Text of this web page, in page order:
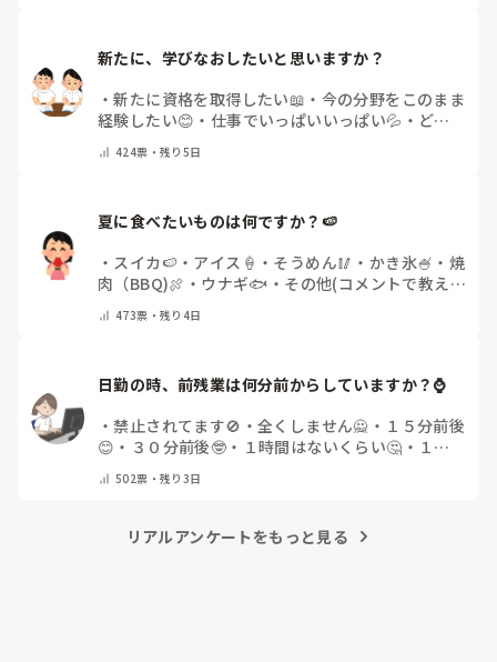
新たに、学びなおしたいと思いますか？
・新たに資格を取得したい📖 ・ 今の分野をこのまま
経験したい😊 ・ 仕事でいっぱいいっぱい💦 ・ どん
教えてください）
424票・残り5日
夏に食べたいものは何ですか？🍉
・ スイカ🍉 ・ アイス🍦 ・ そうめん🥢 ・ かき氷🍧 ・ 焼
肉（BBQ)🍖 ・ ウナギ🐟 ・ その他(コメントで教え
473票・残り4日
日勤の時、前残業は何分前からしていますか？⌚
・禁止されてます🚫 ・ 全くしません🙅 ・ １５分前後
😊 ・ ３０分前後🤓 ・ １時間はないくらい🤔 ・ １時
502票・残り3日
リアルアンケートをもっと見る